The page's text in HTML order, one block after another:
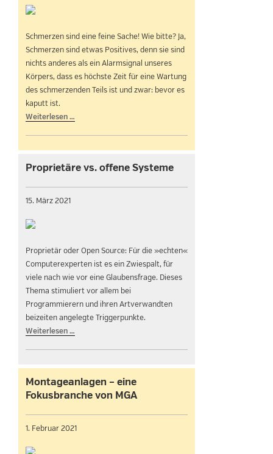
Schmerzen sind eine feine Sache! Wie bitte? Ja,
Schmerzen sind etwas Positives, denn sie sind
nichts anderes als ein Alarmsignal unseres
Körpers, dass es höchste Zeit für eine Wartung
des schmerzenden Teils ist und zwar: bevor es
kaputt ist.
Weiterlesen …
Proprietäre vs. offene Systeme
15. März 2021
Proprietär oder Open Source: Für die »echten«
Computerexperten ist es ein Zwiespalt, für
viele nach wie vor eine Glaubensfrage. Dieses
Thema stimuliert vor allem bei
Programmierern und ihren Artverwandten
beizeiten angelegte Triggerpunkte.
Weiterlesen …
Montageanlagen – eine
Fokusbranche von MGA
1. Februar 2021